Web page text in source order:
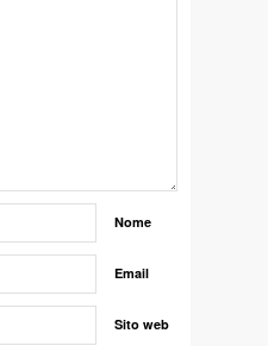
Nome
Email
Sito web